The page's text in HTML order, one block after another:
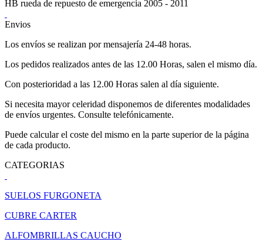
HB rueda de repuesto de emergencia 2005 - 2011
Envios
Los envíos se realizan por mensajería 24-48 horas.
Los pedidos realizados antes de las 12.00 Horas, salen el mismo día.
Con posterioridad a las 12.00 Horas salen al día siguiente.
Si necesita mayor celeridad disponemos de diferentes modalidades
de envíos urgentes. Consulte telefónicamente.
Puede calcular el coste del mismo en la parte superior de la página
de cada producto.
CATEGORIAS
SUELOS FURGONETA
CUBRE CARTER
ALFOMBRILLAS CAUCHO